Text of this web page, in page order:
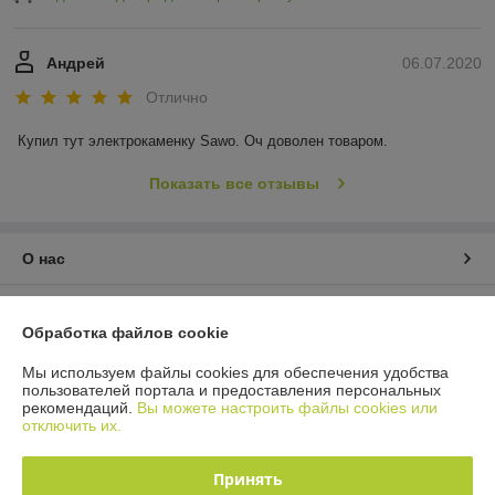
06.07.2020
Андрей
Отлично
Купил тут электрокаменку Sawo. Оч доволен товаром.
Показать все отзывы
О нас
График работы
Обработка файлов cookie
Мы используем файлы cookies для обеспечения удобства
пользователей портала и предоставления персональных
рекомендаций. Вы можете настроить файлы cookies или
отключить их.
Принять